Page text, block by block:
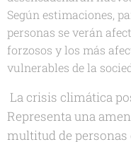
Según estimaciones,
personas se verán
forzosos y los más
vulnerables de la
La crisis climática
Representa una
multitud de personas